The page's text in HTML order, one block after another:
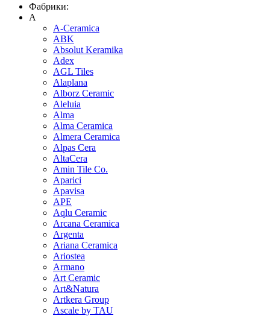
Фабрики:
A
A-Ceramica
ABK
Absolut Keramika
Adex
AGL Tiles
Alaplana
Alborz Ceramic
Aleluia
Alma
Alma Ceramica
Almera Ceramica
Alpas Cera
AltaCera
Amin Tile Co.
Aparici
Apavisa
APE
Aqlu Ceramic
Arcana Ceramica
Argenta
Ariana Ceramica
Ariostea
Armano
Art Ceramic
Art&Natura
Artkera Group
Ascale by TAU